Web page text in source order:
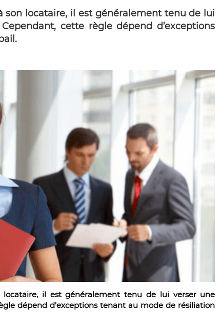
son locataire, il est généralement tenu de lui
cette règle dépend d’exceptions
il est généralement tenu de lui verser une
dépend d’exceptions tenant au mode de résiliation